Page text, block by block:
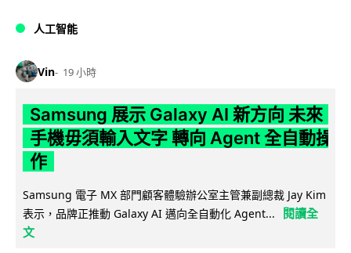
人工智能
Vin 19 小時
Samsung 展示 Galaxy AI 新方向 未來
手機毋須輸入文字 轉向 Agent 全自動操
作
Samsung 電子 MX 部門顧客體驗辦公室主管兼副總裁 Jay Kim
表示，品牌正推動 Galaxy AI 邁向全自動化 Agent...
閱讀全
文